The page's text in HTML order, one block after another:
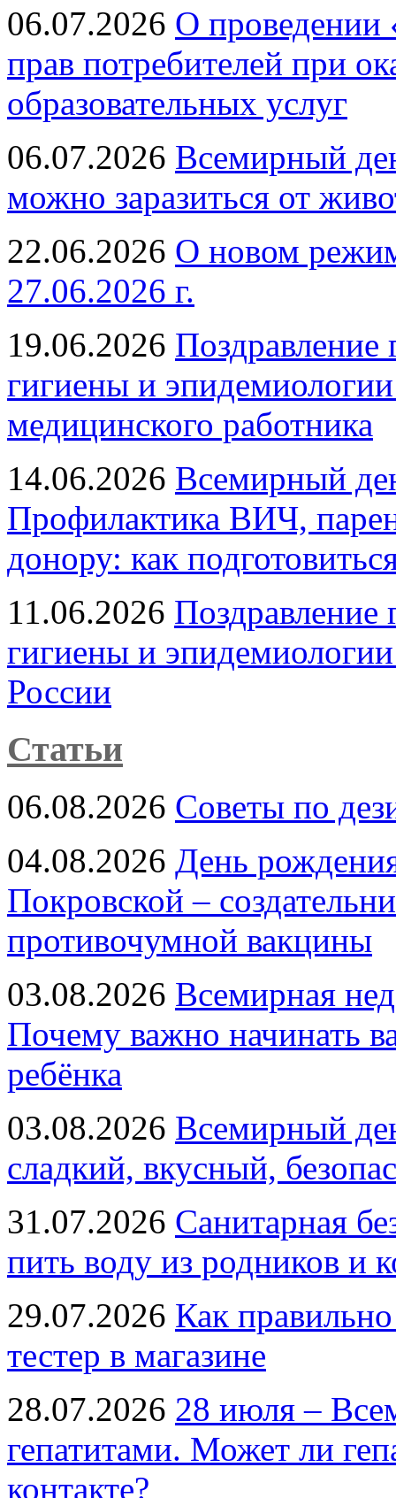
06.07.2026 О проведении
прав потребителей при
образовательных услуг
06.07.2026 Всемирный
можно заразиться от
22.06.2026 О новом
27.06.2026 г.
19.06.2026 Поздравление
гигиены и
медицинского работника
14.06.2026 Всемирный
Профилактика ВИЧ,
донору: как
11.06.2026 Поздравление
гигиены и
России
Статьи
06.08.2026 Советы по
04.08.2026 День
Покровской –
противочумной вакцины
03.08.2026 Всемирная
Почему важно начинать
ребёнка
03.08.2026 Всемирный
сладкий, вкусный,
31.07.2026 Санитарная
пить воду из родников и
29.07.2026 Как
тестер в магазине
28.07.2026 28 июля –
гепатитами. Может ли
контакте?